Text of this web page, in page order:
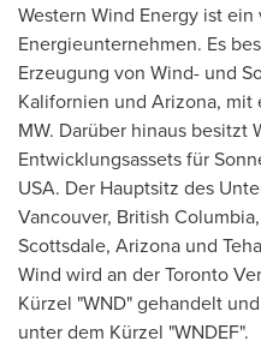
Western Wind Energy ist
Energieunternehmen. Es
Erzeugung von Wind- und
Kalifornien und Arizona, mit
MW. Darüber hinaus besitzt
Entwicklungsassets für
USA. Der Hauptsitz des
Vancouver, British Columbia
Scottsdale, Arizona und
Wind wird an der Toronto
Kürzel "WND" gehandelt
unter dem Kürzel "WNDEF".